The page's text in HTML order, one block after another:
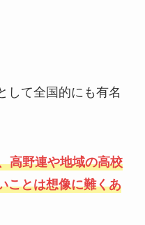
して全国的にも有名
高野連や地域の高校
ことは想像に難くあ